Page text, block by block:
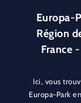
Europa-
Région
France
Ici, vous
Europa-Park en